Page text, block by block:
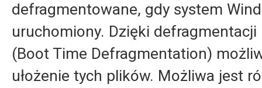
defragmentowane, gdy system
uruchomiony. Dzięki
(Boot Time Defragmentation)
ułożenie tych plików. Możliwa jest